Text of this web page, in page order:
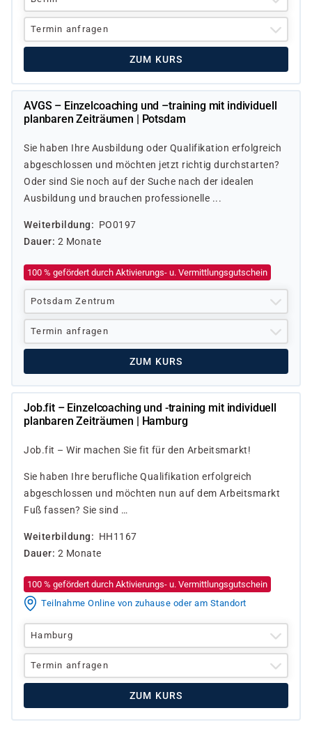
Termin anfragen
ZUM KURS
AVGS – Einzelcoaching und –training mit individuell
planbaren Zeiträumen | Potsdam
Sie haben Ihre Ausbildung oder Qualifikation erfolgreich
abgeschlossen und möchten jetzt richtig durchstarten?
Oder sind Sie noch auf der Suche nach der idealen
Ausbildung und brauchen professionelle ...
Weiterbildung
PO0197
Dauer 2 Monate
100 % gefördert durch Aktivierungs- u. Vermittlungsgutschein
Potsdam Zentrum
Termin anfragen
ZUM KURS
Job.fit – Einzelcoaching und -training mit individuell
planbaren Zeiträumen | Hamburg
Job.fit – Wir machen Sie fit für den Arbeitsmarkt!
Sie haben Ihre berufliche Qualifikation erfolgreich
abgeschlossen und möchten nun auf dem Arbeitsmarkt
Fuß fassen? Sie sind …
Weiterbildung
HH1167
Dauer 2 Monate
100 % gefördert durch Aktivierungs- u. Vermittlungsgutschein
Teilnahme Online von zuhause oder am Standort
Hamburg
Termin anfragen
ZUM KURS